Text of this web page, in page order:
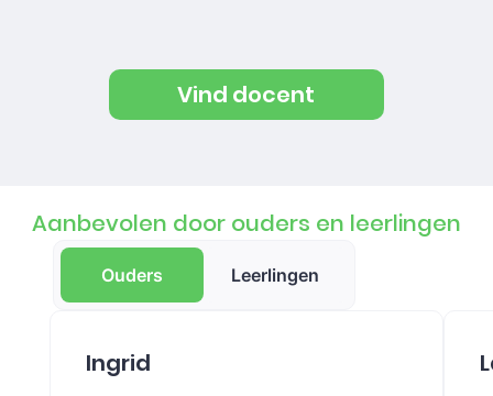
Vind docent
Aanbevolen door ouders en leerlingen
Ouders Leerlingen
Ingrid